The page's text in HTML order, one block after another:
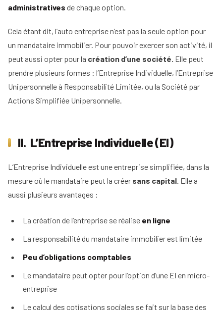
Le
mandataire
immobilier
pige
rentrer
un
mandat
15
étapes
Le
Tous
nos
administratives de chaque option.
Cela étant dit, l’auto entreprise n’est pas la seule option pour
un mandataire immobilier. Pour pouvoir exercer son activité, il
peut aussi opter pour la création d’une société. Elle peut
prendre plusieurs formes : l’Entreprise Individuelle, l’Entreprise
Unipersonnelle à Responsabilité Limitée, ou la Société par
Actions Simplifiée Unipersonnelle.
II. L’Entreprise Individuelle (EI)
L’Entreprise Individuelle est une entreprise simplifiée, dans la
mesure où le mandataire peut la créer sans capital. Elle a
aussi plusieurs avantages :
La création de l’entreprise se réalise en ligne
La responsabilité du mandataire immobilier est limitée
Peu d’obligations comptables
Le mandataire peut opter pour l’option d’une EI en micro-
entreprise
Le calcul des cotisations sociales se fait sur la base des